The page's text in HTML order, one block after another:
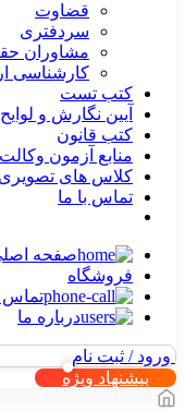
قضاوت
سردفتری
مشاوران
کارشناسی
کتب تست
آیین نگارش و لوایح
کتب قانون
منابع آزمون وکالت
کلاس های تصویری
تماس با ما
صفحه
فروشگاه
تماس
درباره ما
ورود / ثبت نام
پیشنهاد ویژه